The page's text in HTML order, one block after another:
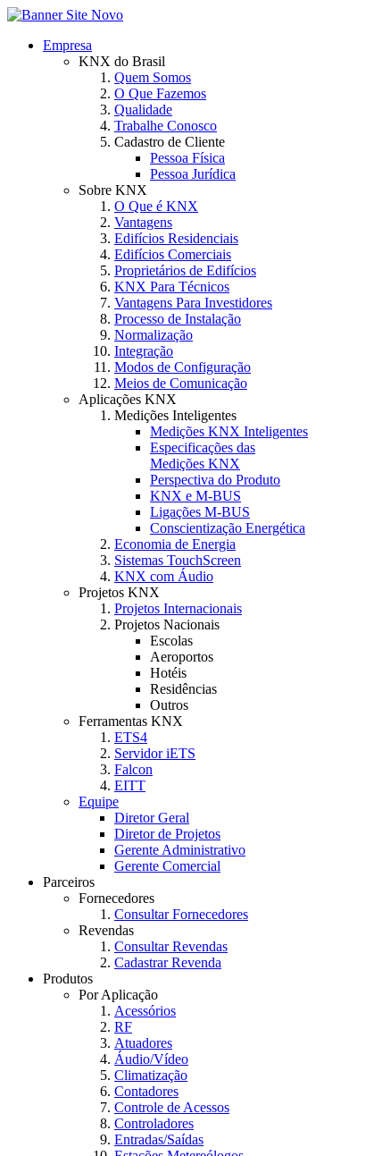
Empresa
KNX do Brasil
Quem Somos
O Que Fazemos
Qualidade
Trabalhe Conosco
Cadastro de Cliente
Pessoa Física
Pessoa Jurídica
Sobre KNX
O Que é KNX
Vantagens
Edifícios Residenciais
Edifícios Comerciais
Proprietários de Edifícios
KNX Para Técnicos
Vantagens Para Investidores
Processo de Instalação
Normalização
Integração
Modos de Configuração
Meios de Comunicação
Aplicações KNX
Medições Inteligentes
Medições KNX Inteligentes
Especificações das
Medições KNX
Perspectiva do Produto
KNX e M-BUS
Ligações M-BUS
Conscientização Energética
Economia de Energia
Sistemas TouchScreen
KNX com Áudio
Projetos KNX
Projetos Internacionais
Projetos Nacionais
Escolas
Aeroportos
Hotéis
Residências
Outros
Ferramentas KNX
ETS4
Servidor iETS
Falcon
EITT
Equipe
Diretor Geral
Diretor de Projetos
Gerente Administrativo
Gerente Comercial
Parceiros
Fornecedores
Consultar Fornecedores
Revendas
Consultar Revendas
Cadastrar Revenda
Produtos
Por Aplicação
Acessórios
RF
Atuadores
Áudio/Vídeo
Climatização
Contadores
Controle de Acessos
Controladores
Entradas/Saídas